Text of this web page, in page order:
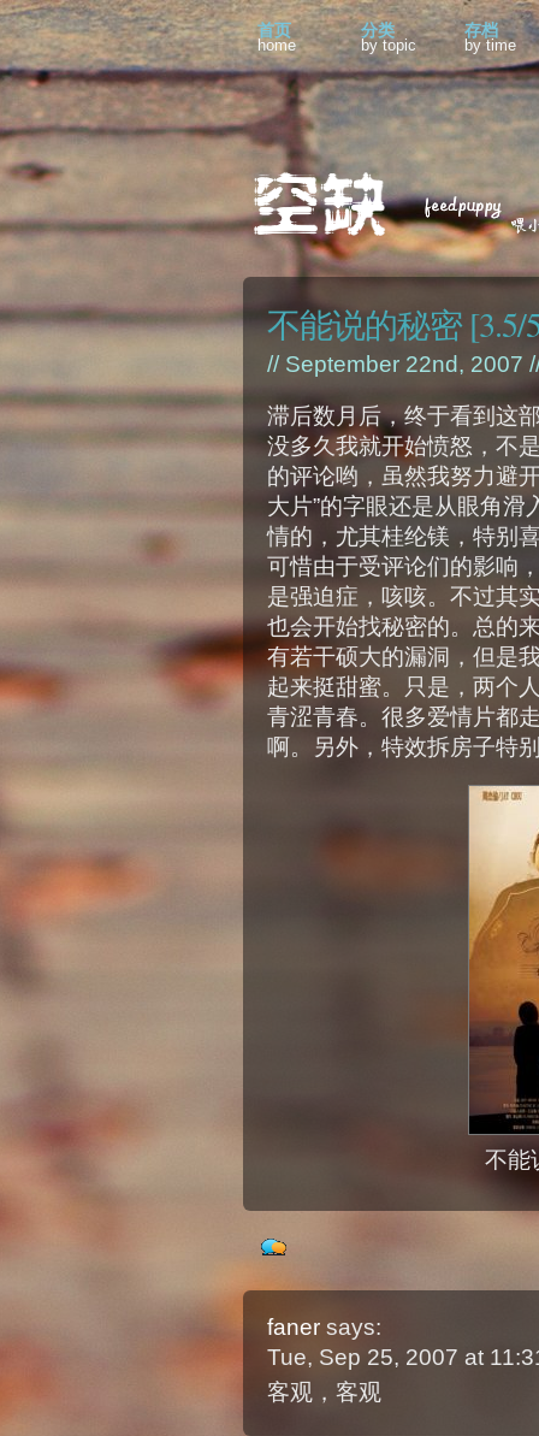
首页
home
分类
by topic
存档
by time
不能说的秘密 [3.5/
// September 22nd, 2007
滞后数月后，终于看到这
没多久我就开始愤怒，不
的评论哟，虽然我努力避
大片”的字眼还是从眼角
情的，尤其桂纶镁，特别
可惜由于受评论们的影响
是强迫症，咳咳。不过其
也会开始找秘密的。总的
有若干硕大的漏洞，但是
起来挺甜蜜。只是，两个
青涩青春。很多爱情片都
啊。另外，特效拆房子特
不能
faner says:
Tue, Sep 25, 2007 at
客观，客观